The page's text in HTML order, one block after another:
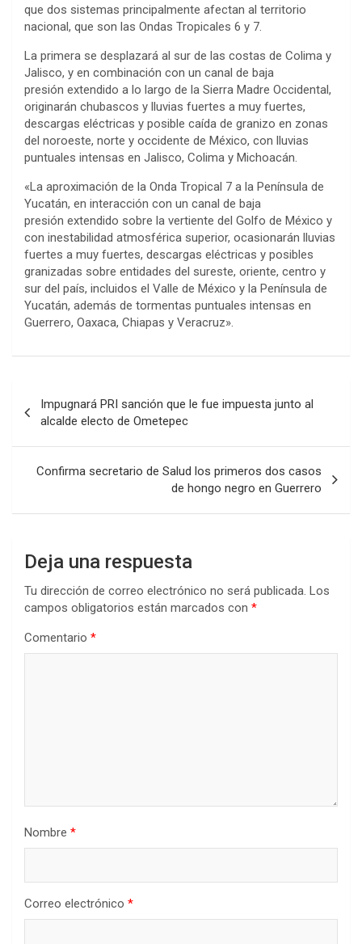
que dos sistemas principalmente afectan al territorio
nacional, que son las Ondas Tropicales 6 y 7.
La primera se desplazará al sur de las costas de Colima y
Jalisco, y en combinación con un canal de baja
presión extendido a lo largo de la Sierra Madre Occidental,
originarán chubascos y lluvias fuertes a muy fuertes,
descargas eléctricas y posible caída de granizo en zonas
del noroeste, norte y occidente de México, con lluvias
puntuales intensas en Jalisco, Colima y Michoacán.
«La aproximación de la Onda Tropical 7 a la Península de
Yucatán, en interacción con un canal de baja
presión extendido sobre la vertiente del Golfo de México y
con inestabilidad atmosférica superior, ocasionarán lluvias
fuertes a muy fuertes, descargas eléctricas y posibles
granizadas sobre entidades del sureste, oriente, centro y
sur del país, incluidos el Valle de México y la Península de
Yucatán, además de tormentas puntuales intensas en
Guerrero, Oaxaca, Chiapas y Veracruz».
de
entradas
Impugnará PRI sanción que le fue impuesta junto al
alcalde electo de Ometepec
Confirma secretario de Salud los primeros dos casos
de hongo negro en Guerrero
Deja una respuesta
Tu dirección de correo electrónico no será publicada. Los
campos obligatorios están marcados con *
Comentario *
Nombre *
Correo electrónico *